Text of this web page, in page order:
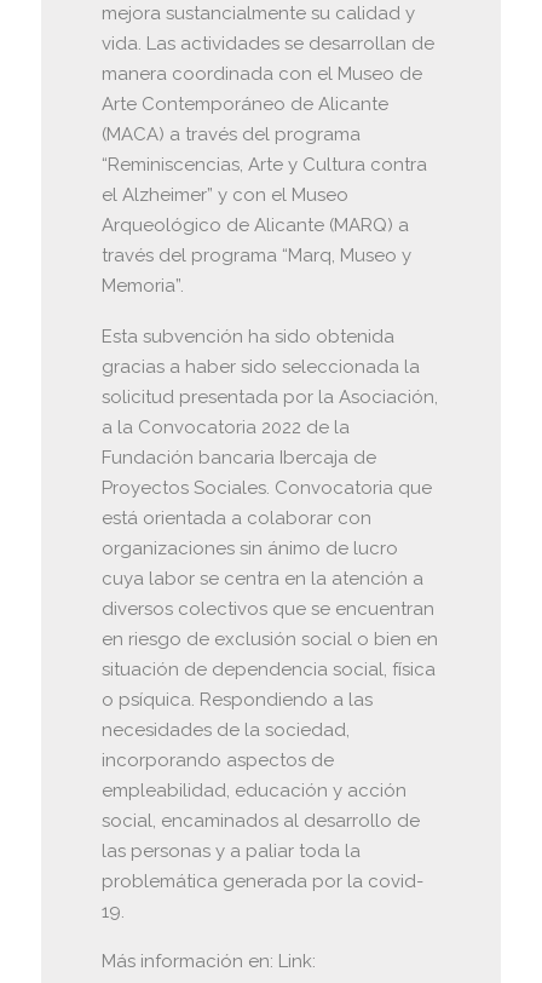
mejora sustancialmente su calidad y
vida. Las actividades se desarrollan de
manera coordinada con el Museo de
Arte Contemporáneo de Alicante
(MACA) a través del programa
“Reminiscencias, Arte y Cultura contra
el Alzheimer” y con el Museo
Arqueológico de Alicante (MARQ) a
través del programa “Marq, Museo y
Memoria”.
Esta subvención ha sido obtenida
gracias a haber sido seleccionada la
solicitud presentada por la Asociación,
a la Convocatoria 2022 de la
Fundación bancaria Ibercaja de
Proyectos Sociales. Convocatoria que
está orientada a colaborar con
organizaciones sin ánimo de lucro
cuya labor se centra en la atención a
diversos colectivos que se encuentran
en riesgo de exclusión social o bien en
situación de dependencia social, física
o psíquica. Respondiendo a las
necesidades de la sociedad,
incorporando aspectos de
empleabilidad, educación y acción
social, encaminados al desarrollo de
las personas y a paliar toda la
problemática generada por la covid-
19.
Más información en: Link: